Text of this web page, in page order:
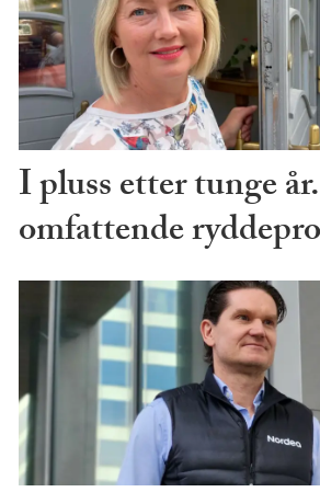
I pluss etter tunge
omfattende